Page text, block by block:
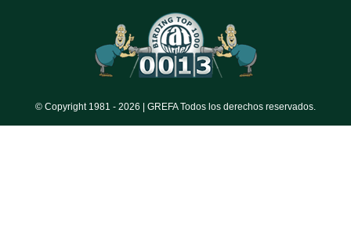
© Copyright 1981 - 2026 | GREFA Todos los derechos reservados.